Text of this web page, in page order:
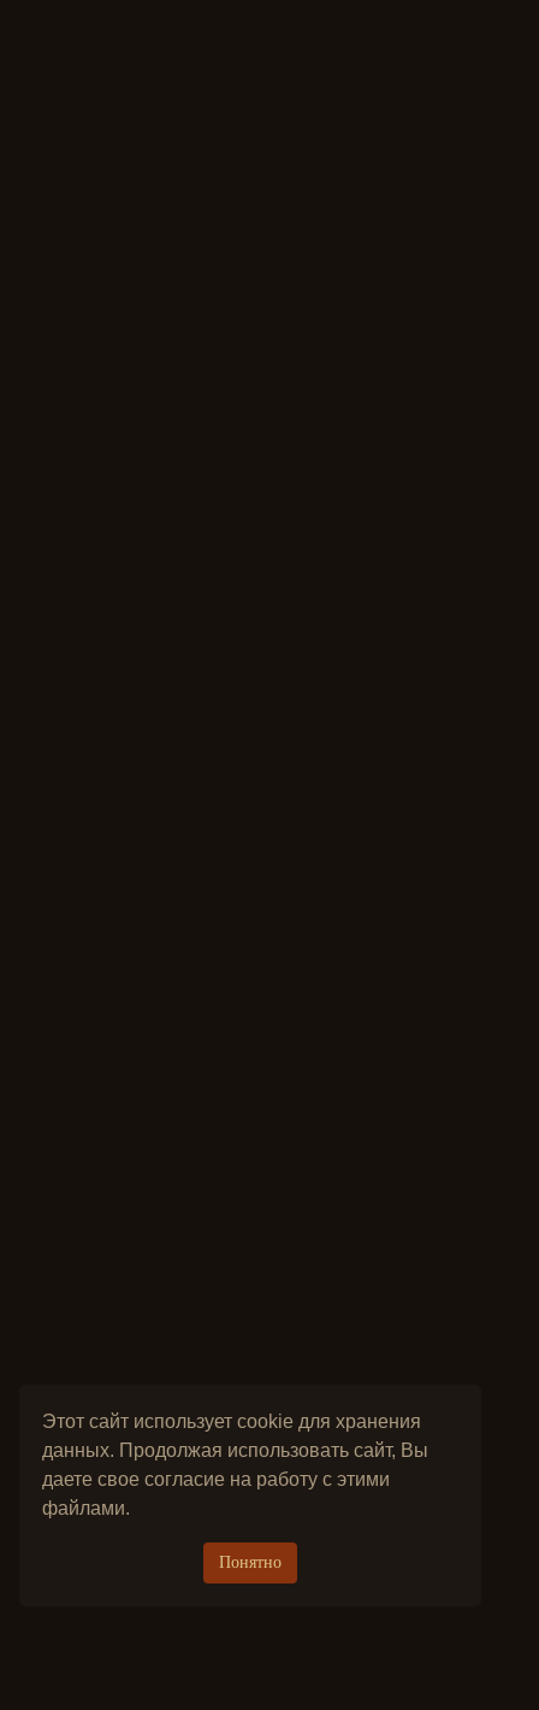
Этот сайт использует cookie для хранения
данных. Продолжая использовать сайт, Вы
даете свое согласие на работу с этими
файлами.
Понятно